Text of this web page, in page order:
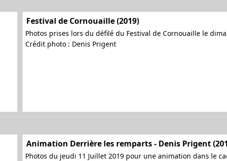
Festival de Cornouaille (2019)
Photos prises lors du défilé du Festival de Cornouaille le
Crédit photo : Denis Prigent
Animation Derrière les remparts - Denis Prigent
Photos du jeudi 11 Juillet 2019 pour une animation dans le